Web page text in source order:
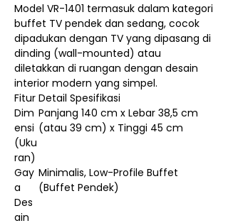
Model VR-1401 termasuk dalam kategori
buffet TV pendek dan sedang, cocok
dipadukan dengan TV yang dipasang di
dinding (wall-mounted) atau
diletakkan di ruangan dengan desain
interior modern yang simpel.
Fitur Detail Spesifikasi
Dim
ensi
(Uku
ran)
Panjang 140 cm x Lebar 38,5 cm
(atau 39 cm) x Tinggi 45 cm
Gay
a
Des
ain
Minimalis, Low-Profile Buffet
(Buffet Pendek)